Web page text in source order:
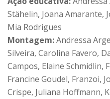
Stähelin, Joana Amarante,
Mia Rodrigues
Montagem:Andressa
Silveira, Carolina Favero,
Campos, Elaine Schmidlin,
Francine Goudel, Franzoi,
Crispe, Juliana Hoffmann,